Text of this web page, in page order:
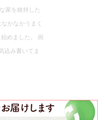
家を維持した
かなかうまく
めました。 画
込み書いてま